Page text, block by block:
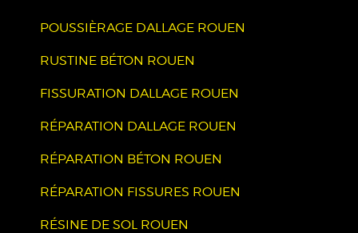
POUSSIÈRAGE DALLAGE ROUEN
RUSTINE BÉTON ROUEN
FISSURATION DALLAGE ROUEN
RÉPARATION DALLAGE ROUEN
RÉPARATION BÉTON ROUEN
RÉPARATION FISSURES ROUEN
RÉSINE DE SOL ROUEN